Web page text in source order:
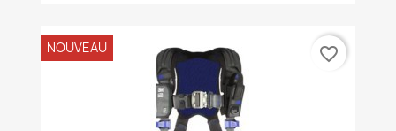
NOUVEAU favorite_border